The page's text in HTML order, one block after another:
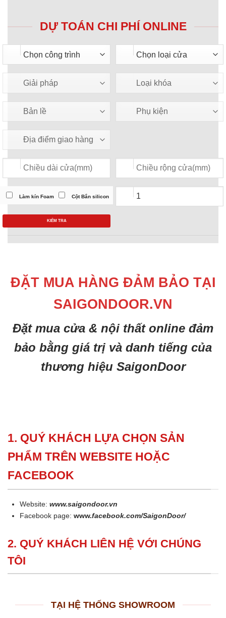
DỰ TOÁN CHI PHÍ ONLINE
Làm kín Foam Cột Bắn silicon
KIỂM TRA
ĐẶT MUA HÀNG ĐẢM BẢO TẠI
SAIGONDOOR.VN
Đặt mua cửa & nội thất online đảm
bảo bằng giá trị và danh tiếng của
thương hiệu SaigonDoor
1. QUÝ KHÁCH LỰA CHỌN SẢN
PHẨM TRÊN WEBSITE HOẶC
FACEBOOK
Website:www.saigondoor.vn
Facebook page:www.facebook.com/SaigonDoor/
2. QUÝ KHÁCH LIÊN HỆ VỚI CHÚNG
TÔI
TẠI HỆ THỐNG SHOWROOM